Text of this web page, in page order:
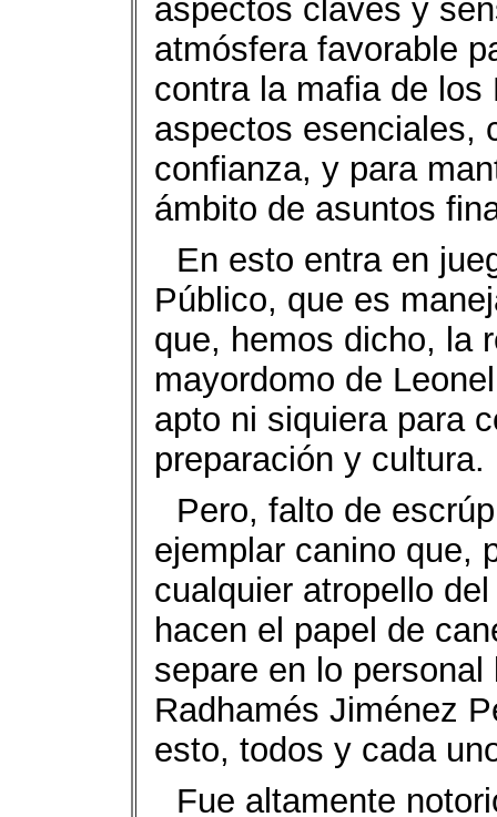
aspectos claves y
atmósfera favorable
contra la mafia de
aspectos esenciales,
confianza, y para
ámbito de asuntos
En esto entra en
Público, que es
que, hemos dicho, la
mayordomo de
apto ni siquiera para
preparación y cultura.
Pero, falto de
ejemplar canino que,
cualquier atropello
hacen el papel de
separe en lo
Radhamés Jiménez
esto, todos y cada
Fue altamente